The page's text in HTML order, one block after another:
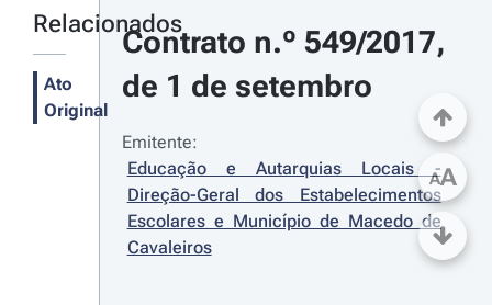
Relacionados
Ato
Original
Contrato n.º 549/2017,
de 1 de setembro
Emitente:
Educação e Autarquias Locais -
Direção-Geral dos Estabelecimentos
Escolares e Município de Macedo de
Cavaleiros
AA